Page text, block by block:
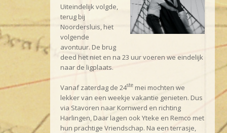
Uiteindelijk volgde,
terug bij
Noordersluis, het
volgende
avontuur. De brug
deed het niet en na 23 uur voeren we eindelijk
naar de ligplaats.
Vanaf zaterdag de 24ste mei mochten we
lekker van een weekje vakantie genieten. Dus
via Stavoren naar Kornwerd en richting
Harlingen, Daar lagen ook Yteke en Remco met
hun prachtige Vriendschap. Na een terrasje,